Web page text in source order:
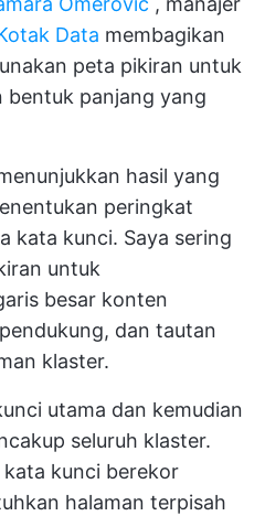
Data membagikan
peta pikiran untuk
bentuk panjang yang
hasil yang
peringkat
kata kunci. Saya sering
untuk
besar konten
dan tautan
klaster.
utama dan kemudian
seluruh klaster.
kunci berekor
halaman terpisah